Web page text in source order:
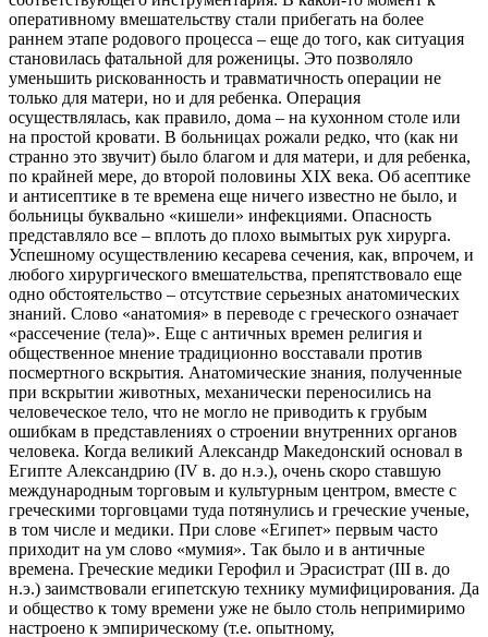
оперативному вмешательству стали прибегать на более
раннем этапе родового процесса – еще до того, как ситуация
становилась фатальной для роженицы. Это позволяло
уменьшить рискованность и травматичность операции не
только для матери, но и для ребенка. Операция
осуществлялась, как правило, дома – на кухонном столе или
на простой кровати. В больницах рожали редко, что (как ни
странно это звучит) было благом и для матери, и для ребенка,
по крайней мере, до второй половины XIX века. Об асептике
и антисептике в те времена еще ничего известно не было, и
больницы буквально «кишели» инфекциями. Опасность
представляло все – вплоть до плохо вымытых рук хирурга.
Успешному осуществлению кесарева сечения, как, впрочем, и
любого хирургического вмешательства, препятствовало еще
одно обстоятельство – отсутствие серьезных анатомических
знаний. Слово «анатомия» в переводе с греческого означает
«рассечение (тела)». Еще с античных времен религия и
общественное мнение традиционно восставали против
посмертного вскрытия. Анатомические знания, полученные
при вскрытии животных, механически переносились на
человеческое тело, что не могло не приводить к грубым
ошибкам в представлениях о строении внутренних органов
человека. Когда великий Александр Македонский основал в
Египте Александрию (IV в. до н.э.), очень скоро ставшую
международным торговым и культурным центром, вместе с
греческими торговцами туда потянулись и греческие ученые,
в том числе и медики. При слове «Египет» первым часто
приходит на ум слово «мумия». Так было и в античные
времена. Греческие медики Герофил и Эрасистрат (III в. до
н.э.) заимствовали египетскую технику мумифицирования. Да
и общество к тому времени уже не было столь непримиримо
настроено к эмпирическому (т.е. опытному,